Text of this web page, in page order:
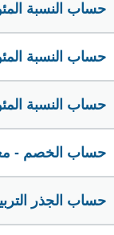
حساب النسبة
حساب النسبة
حساب النسبة
حساب الخصم -
حساب الجذر